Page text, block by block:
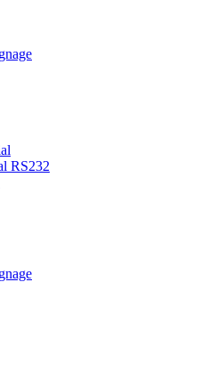
RS232